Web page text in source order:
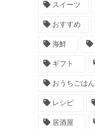
スイーツ
おすすめ
海鮮
ギフト
おうちごはん
レシピ
居酒屋